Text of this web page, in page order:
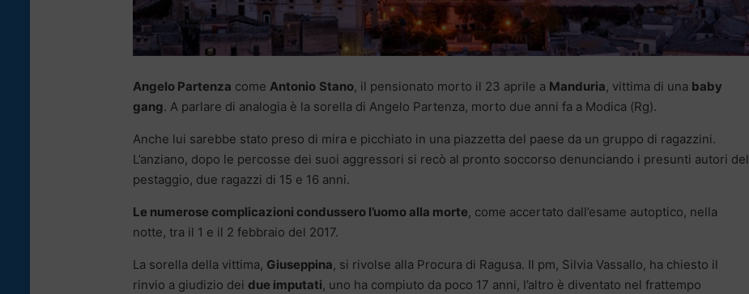
Angelo Partenza come Antonio Stano, il pensionato morto il 23 aprile a Manduria, vittima di una baby
gang. A parlare di analogia è la sorella di Angelo Partenza, morto due anni fa a Modica (Rg).
Anche lui sarebbe stato preso di mira e picchiato in una piazzetta del paese da un gruppo di ragazzini.
L’anziano, dopo le percosse dei suoi aggressori si recò al pronto soccorso denunciando i presunti autori del
pestaggio, due ragazzi di 15 e 16 anni.
Le numerose complicazioni condussero l’uomo alla morte, come accertato dall’esame autoptico, nella
notte, tra il 1 e il 2 febbraio del 2017.
La sorella della vittima, Giuseppina, si rivolse alla Procura di Ragusa. Il pm, Silvia Vassallo, ha chiesto il
rinvio a giudizio dei due imputati, uno ha compiuto da poco 17 anni, l’altro è diventato nel frattempo